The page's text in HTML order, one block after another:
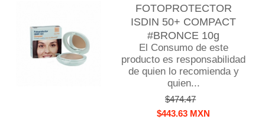
FOTOPROTECTOR
ISDIN 50+ COMPACT
#BRONCE 10g
El Consumo de este
producto es responsabilidad
de quien lo recomienda y
quien...
$474.47
$443.63 MXN